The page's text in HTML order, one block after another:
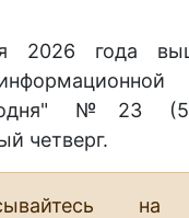
2026 года
№23
четверг.